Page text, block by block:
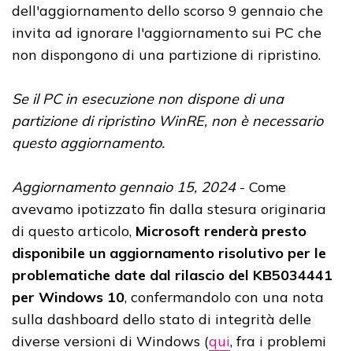
dell'aggiornamento dello scorso 9 gennaio che
invita ad ignorare l'aggiornamento sui PC che
non dispongono di una partizione di ripristino.
Se il PC in esecuzione non dispone di una
partizione di ripristino WinRE, non è necessario
questo aggiornamento.
Aggiornamento gennaio 15, 2024- Come
avevamo ipotizzato fin dalla stesura originaria
di questo articolo, Microsoft renderà presto
disponibile un aggiornamento risolutivo per le
problematiche date dal rilascio del KB5034441
per Windows 10, confermandolo con una nota
sulla dashboard dello stato di integrità delle
diverse versioni di Windows (qui, fra i problemi